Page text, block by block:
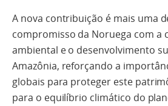
A nova contribuição é mais uma
compromisso da Noruega com a
ambiental e o desenvolvimento
Amazônia, reforçando a
globais para proteger este
para o equilíbrio climático do